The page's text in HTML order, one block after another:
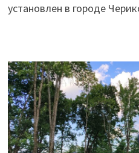
установлен в городе